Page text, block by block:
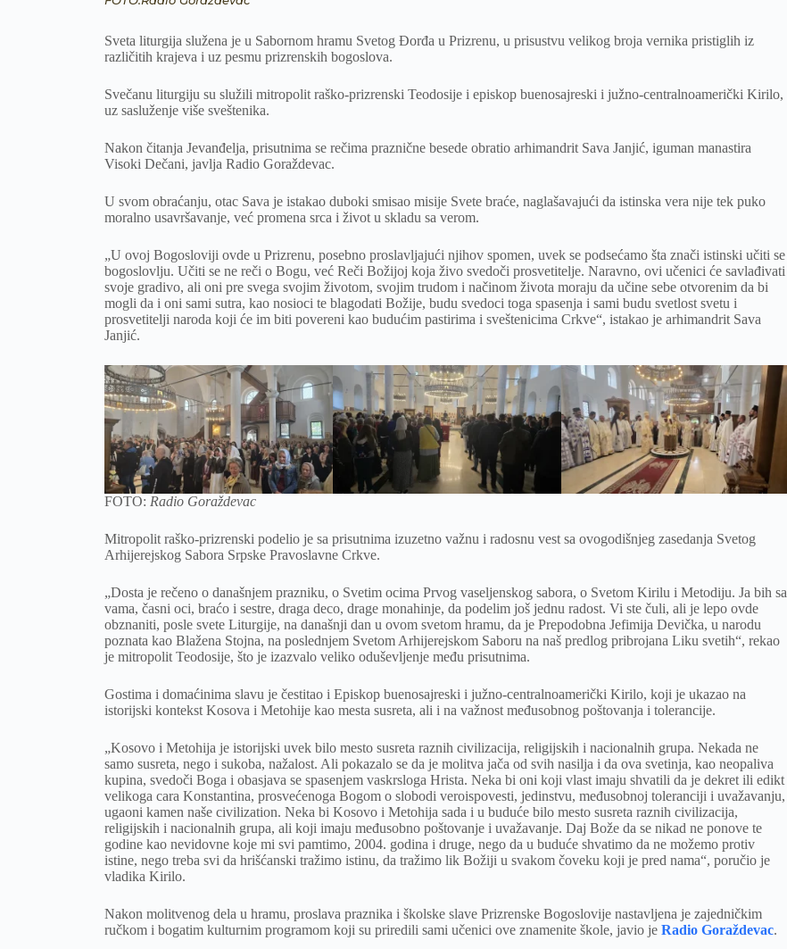
Sveta liturgija služena je u Sabornom hramu Svetog Đorđa u Prizrenu, u prisustvu velikog broja vernika pristiglih iz
različitih krajeva i uz pesmu prizrenskih bogoslova.
Svečanu liturgiju su služili mitropolit raško-prizrenski Teodosije i episkop buenosajreski i južno-centralnoamerički Kirilo,
uz sasluženje više sveštenika.
Nakon čitanja Jevanđelja, prisutnima se rečima praznične besede obratio arhimandrit Sava Janjić, iguman manastira
Visoki Dečani, javlja Radio Goraždevac.
U svom obraćanju, otac Sava je istakao duboki smisao misije Svete braće, naglašavajući da istinska vera nije tek puko
moralno usavršavanje, već promena srca i život u skladu sa verom.
„U ovoj Bogosloviji ovde u Prizrenu, posebno proslavljajući njihov spomen, uvek se podsećamo šta znači istinski učiti se
bogoslovlju. Učiti se ne reči o Bogu, već Reči Božijoj koja živo svedoči prosvetitelje. Naravno, ovi učenici će savlađivati
svoje gradivo, ali oni pre svega svojim životom, svojim trudom i načinom života moraju da učine sebe otvorenim da bi
mogli da i oni sami sutra, kao nosioci te blagodati Božije, budu svedoci toga spasenja i sami budu svetlost svetu i
prosvetitelji naroda koji će im biti povereni kao budućim pastirima i sveštenicima Crkve“, istakao je arhimandrit Sava
Janjić.
FOTO: Radio Goraždevac
Mitropolit raško-prizrenski podelio je sa prisutnima izuzetno važnu i radosnu vest sa ovogodišnjeg zasedanja Svetog
Arhijerejskog Sabora Srpske Pravoslavne Crkve.
„Dosta je rečeno o današnjem prazniku, o Svetim ocima Prvog vaseljenskog sabora, o Svetom Kirilu i Metodiju. Ja bih sa
vama, časni oci, braćo i sestre, draga deco, drage monahinje, da podelim još jednu radost. Vi ste čuli, ali je lepo ovde
obznaniti, posle svete Liturgije, na današnji dan u ovom svetom hramu, da je Prepodobna Jefimija Devička, u narodu
poznata kao Blažena Stojna, na poslednjem Svetom Arhijerejskom Saboru na naš predlog pribrojana Liku svetih“, rekao
je mitropolit Teodosije, što je izazvalo veliko oduševljenje među prisutnima.
Gostima i domaćinima slavu je čestitao i Episkop buenosajreski i južno-centralnoamerički Kirilo, koji je ukazao na
istorijski kontekst Kosova i Metohije kao mesta susreta, ali i na važnost međusobnog poštovanja i tolerancije.
„Kosovo i Metohija je istorijski uvek bilo mesto susreta raznih civilizacija, religijskih i nacionalnih grupa. Nekada ne
samo susreta, nego i sukoba, nažalost. Ali pokazalo se da je molitva jača od svih nasilja i da ova svetinja, kao neopaliva
kupina, svedoči Boga i obasjava se spasenjem vaskrsloga Hrista. Neka bi oni koji vlast imaju shvatili da je dekret ili edikt
velikoga cara Konstantina, prosvećenoga Bogom o slobodi veroispovesti, jedinstvu, međusobnoj toleranciji i uvažavanju,
ugaoni kamen naše civilization. Neka bi Kosovo i Metohija sada i u buduće bilo mesto susreta raznih civilizacija,
religijskih i nacionalnih grupa, ali koji imaju međusobno poštovanje i uvažavanje. Daj Bože da se nikad ne ponove te
godine kao nevidovne koje mi svi pamtimo, 2004. godina i druge, nego da u buduće shvatimo da ne možemo protiv
istine, nego treba svi da hrišćanski tražimo istinu, da tražimo lik Božiji u svakom čoveku koji je pred nama“, poručio je
vladika Kirilo.
Nakon molitvenog dela u hramu, proslava praznika i školske slave Prizrenske Bogoslovije nastavljena je zajedničkim
ručkom i bogatim kulturnim programom koji su priredili sami učenici ove znamenite škole, javio je Radio Goraždevac.